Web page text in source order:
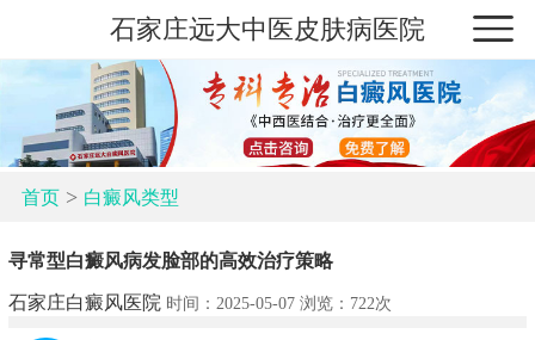
石家庄远大中医皮肤病医院
首页> 白癜风类型
寻常型白癜风病发脸部的高效治疗策略
石家庄白癜风医院 时间：2025-05-07 浏览： 722次